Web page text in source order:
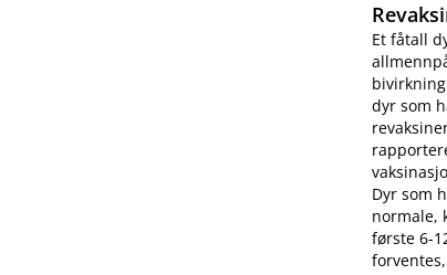
Et fåtall
dyr som
Dyr som
normale,
første 6-